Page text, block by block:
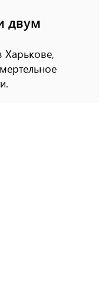
двум
Харькове,